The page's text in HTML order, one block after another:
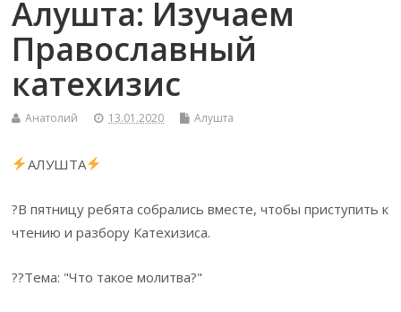
Алушта: Изучаем
Православный
катехизис
Анатолий 13.01.2020 Алушта
АЛУШТА
?В пятницу ребята собрались вместе, чтобы приступить к
чтению и разбору Катехизиса.
??Тема: "Что такое молитва?"